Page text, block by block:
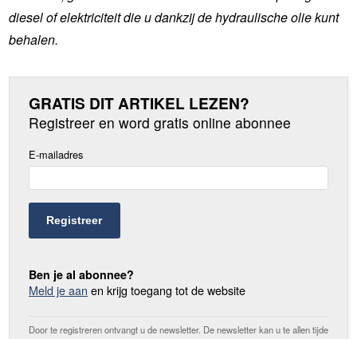
diesel of elektriciteit die u dankzij de hydraulische olie kunt
behalen.
GRATIS DIT ARTIKEL LEZEN?
Registreer en word gratis online abonnee
E-mailadres
Registreer
Ben je al abonnee?
Meld je aan en krijg toegang tot de website
Door te registreren ontvangt u de newsletter. De newsletter kan u te allen tijde